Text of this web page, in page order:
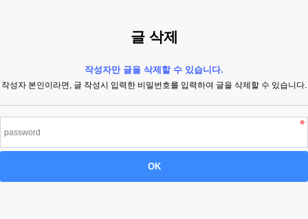
글 삭제
작성자만 글을 삭제할 수 있습니다.
작성자 본인이라면, 글 작성시 입력한 비밀번호를 입력하여 글을 삭제할 수 있습니다.